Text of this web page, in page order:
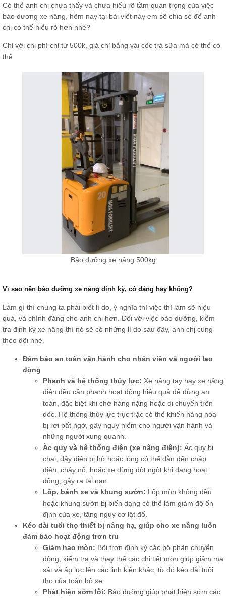
Có thể anh chị chưa thấy và chưa hiểu rõ tầm quan trọng của việc
bảo dương xe nâng, hôm nay tại bài viết này em sẽ chia sẻ để anh
chị có thể hiểu rõ hơn nhé?
Chỉ với chi phí chỉ từ 500k, giá chỉ bằng vài cốc trà sữa mà có thể có
thể
Bảo dưỡng xe nâng 500kg
Vì sao nên bảo dưỡng xe nâng định kỳ, có đáng hay không?
Làm gì thì chúng ta phải biết lí do, ý nghĩa thì việc thì làm sẽ hiệu
quả, và chính đáng cho anh chị hơn. Đối với việc bảo dưỡng, kiểm
tra định kỳ xe nâng thì nó sẽ có những lí do sau đây, anh chị cùng
theo dõi nhé.
Đảm bảo an toàn vận hành cho nhân viên và người lao
động
Phanh và hệ thống thủy lực: Xe nâng tay hay xe nâng
điện đều cần phanh hoạt động hiệu quả để dừng an
toàn, đặc biệt khi chở hàng nặng hoặc di chuyển trên
dốc. Hệ thống thủy lực trục trặc có thể khiến hàng hóa
bị rơi bất ngờ, gây nguy hiểm cho người vận hành và
những người xung quanh.
Ắc quy và hệ thống điện (xe nâng điện): Ắc quy bị
chai, dây điện bị hở hoặc lỏng có thể dẫn đến chập
điện, cháy nổ, hoặc xe dừng đột ngột khi đang hoạt
động, gây ra tai nạn.
Lốp, bánh xe và khung sườn: Lốp mòn không đều
hoặc khung sườn bị biến dạng có thể làm giảm độ ổn
định của xe, tăng nguy cơ lật đổ.
Kéo dài tuổi thọ thiết bị nâng hạ, giúp cho xe nâng luôn
đảm bảo hoạt động trơn tru
Giảm hao mòn: Bôi trơn định kỳ các bộ phận chuyển
động, kiểm tra và thay thế các chi tiết mòn giúp giảm ma
sát và áp lực lên các linh kiện khác, từ đó kéo dài tuổi
thọ của toàn bộ xe.
Phát hiện sớm lỗi: Bảo dưỡng giúp phát hiện sớm các